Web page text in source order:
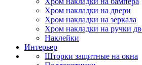
Хром накладки на двери
Хром накладки на зеркала
Хром накладки на ручки
Наклейки
Интерьер
Шторки защитные на окна